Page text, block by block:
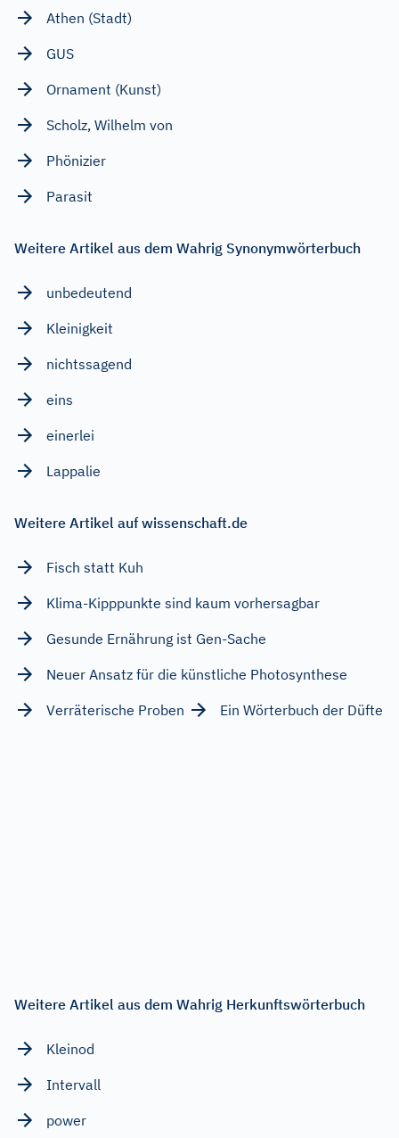
Athen (Stadt)
GUS
Ornament (Kunst)
Scholz, Wilhelm von
Phönizier
Parasit
Weitere Artikel aus dem Wahrig Synonymwörterbuch
unbedeutend
Kleinigkeit
nichtssagend
eins
einerlei
Lappalie
Weitere Artikel auf wissenschaft.de
Fisch statt Kuh
Klima-Kipppunkte sind kaum vorhersagbar
Gesunde Ernährung ist Gen-Sache
Neuer Ansatz für die künstliche Photosynthese
Verräterische Proben
Ein Wörterbuch der Düfte
Weitere Artikel aus dem Wahrig Herkunftswörterbuch
Kleinod
Intervall
power